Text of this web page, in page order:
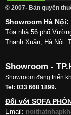
© 2007- Bản quyền
Showroom Hà Nội:
Tòa nhà 56 phố
Thanh Xuân, Hà Nội.
Showroom -
Showroom đang triển
Tel: 033 668 1899.
Đối với SOFA
Email: